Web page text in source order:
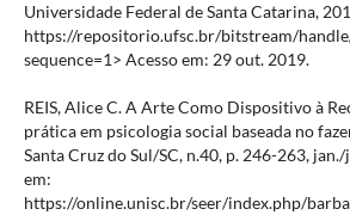
Universidade Federal de Santa Catarina,
https://repositorio.ufsc.br/bitstream/
sequence=1> Acesso em: 29 out. 2019.
REIS, Alice C. A Arte Como Dispositivo à
prática em psicologia social baseada no
Santa Cruz do Sul/SC, n.40, p. 246-263,
em:
https://online.unisc.br/seer/index.php/